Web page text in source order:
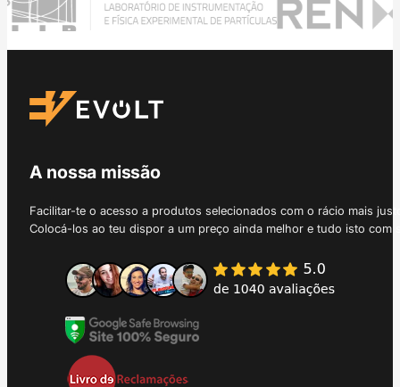
A nossa missão
Facilitar-te o acesso a produtos selecionados com o rácio mais
Colocá-los ao teu dispor a um preço ainda melhor e tudo isto